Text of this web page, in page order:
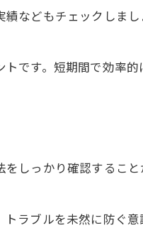
などもチェックしま
です。短期間で効率
しっかり確認するこ
ラブルを未然に防ぐ